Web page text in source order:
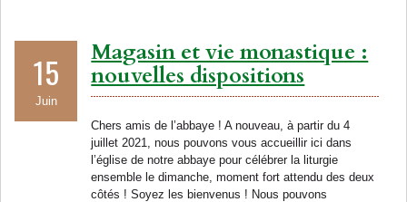
15
Juin
Magasin et vie monastique :
nouvelles dispositions
Chers amis de l’abbaye ! A nouveau, à partir du 4
juillet 2021, nous pouvons vous accueillir ici dans
l’église de notre abbaye pour célébrer la liturgie
ensemble le dimanche, moment fort attendu des deux
côtés ! Soyez les bienvenus ! Nous pouvons